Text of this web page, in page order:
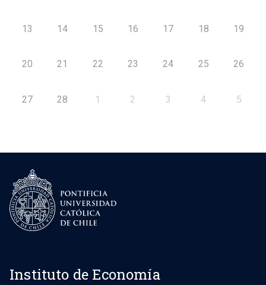
13 14 15 16 17 18 19
20 21 22 23 24 25 26
27 28 1 2 3 4 5
Instituto de Economía